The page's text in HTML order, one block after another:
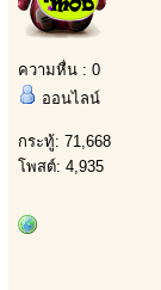
ความหื่น : 0
ออนไลน์
กระทู้: 71,668
โพสต์: 4,935